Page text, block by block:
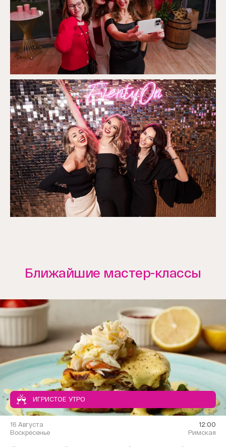
Ближайшие мастер-классы
ИГРИСТОЕ УТРО
16 Августа
Воскресенье
12:00
Римская